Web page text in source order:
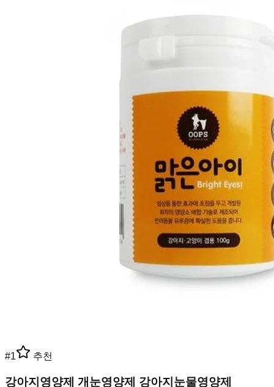
#1 추천
강아지영양제 개눈영양제 강아지눈물영양제